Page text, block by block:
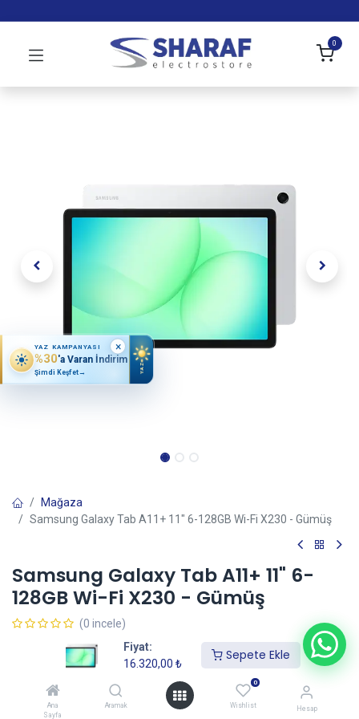
Fiyat:
16.320,00 ₺
Sepete Ekle
Ana
Sayfa
Aramak
0
Wishlist Hesap
0
Mağaza
Samsung Galaxy Tab A11+ 11" 6-128GB Wi-Fi X230 - Gümüş
Samsung Galaxy Tab A11+ 11" 6-
128GB Wi-Fi X230 - Gümüş
(0 incele)
16.320,00₺
Sepete Ekle
YAZ KAMPANYASI
%30'a Varan İndirim
Şimdi Keşfet→ YAZ
×